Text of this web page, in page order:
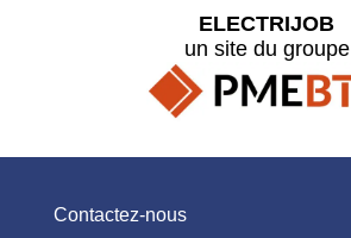
ELECTRIJOB
un site du groupe
Contactez-nous